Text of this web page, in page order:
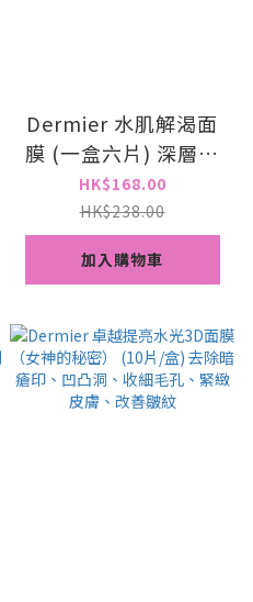
Dermier 水肌解渴面
膜 (一盒六片) 深層注
水｜ 改善敏感 紅印
HK$168.00
HK$238.00
加入購物車